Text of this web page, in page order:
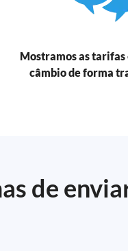
Mostramos as tarifas
câmbio de forma
de